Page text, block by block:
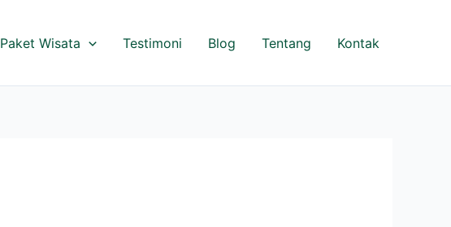
Paket Wisata Testimoni Blog Tentang Kontak